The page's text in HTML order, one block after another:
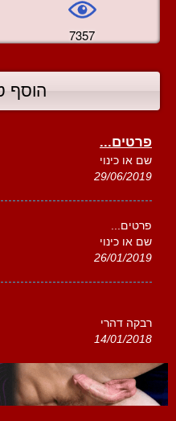
7357
הוסף
פרטים...
שם או כינוי
29/06/2019
פרטים...
שם או כינוי
26/01/2019
רבקה דהרי
14/01/2018